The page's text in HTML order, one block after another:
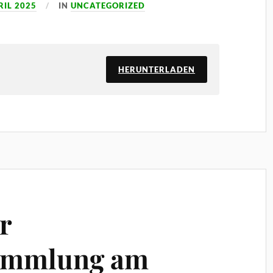
2025 INUNCATEGORIZED
HERUNTERLADEN
am